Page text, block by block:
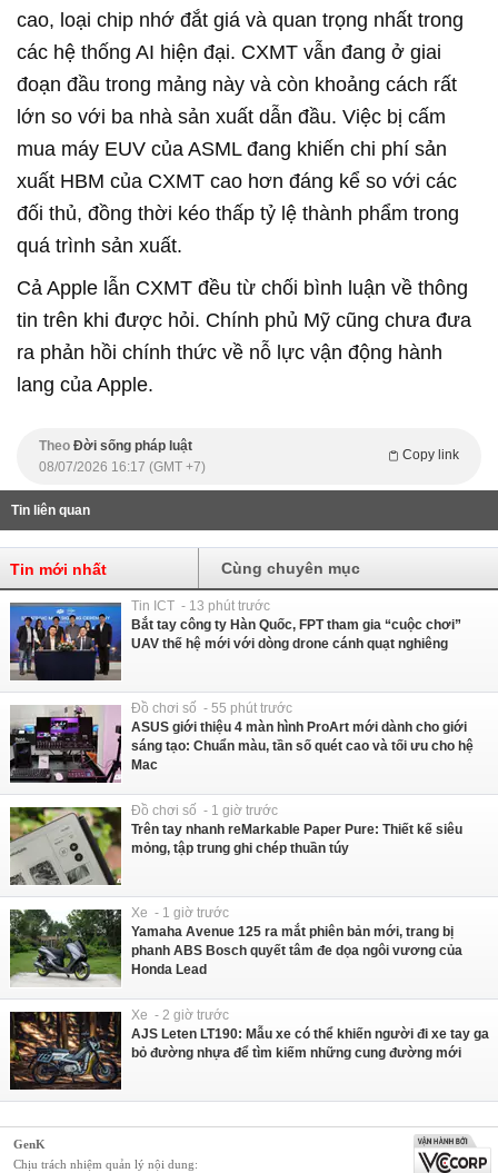
cao, loại chip nhớ đắt giá và quan trọng nhất trong
các hệ thống AI hiện đại. CXMT vẫn đang ở giai
đoạn đầu trong mảng này và còn khoảng cách rất
lớn so với ba nhà sản xuất dẫn đầu. Việc bị cấm
mua máy EUV của ASML đang khiến chi phí sản
xuất HBM của CXMT cao hơn đáng kể so với các
đối thủ, đồng thời kéo thấp tỷ lệ thành phẩm trong
quá trình sản xuất.
Cả Apple lẫn CXMT đều từ chối bình luận về thông
tin trên khi được hỏi. Chính phủ Mỹ cũng chưa đưa
ra phản hồi chính thức về nỗ lực vận động hành
lang của Apple.
Theo Đời sống pháp luật
Copy link
08/07/2026 16:17 (GMT +7)
Tin liên quan
Tin mới nhất Cùng chuyên mục
Tin ICT - 13 phút trước
Bắt tay công ty Hàn Quốc, FPT tham gia “cuộc chơi”
UAV thế hệ mới với dòng drone cánh quạt nghiêng
Đồ chơi số - 55 phút trước
ASUS giới thiệu 4 màn hình ProArt mới dành cho giới
sáng tạo: Chuẩn màu, tần số quét cao và tối ưu cho hệ
Mac
Đồ chơi số - 1 giờ trước
Trên tay nhanh reMarkable Paper Pure: Thiết kế siêu
mỏng, tập trung ghi chép thuần túy
Xe - 1 giờ trước
Yamaha Avenue 125 ra mắt phiên bản mới, trang bị
phanh ABS Bosch quyết tâm đe dọa ngôi vương của
Honda Lead
Xe - 2 giờ trước
AJS Leten LT190: Mẫu xe có thể khiến người đi xe tay ga
bỏ đường nhựa để tìm kiếm những cung đường mới
GenK
Chịu trách nhiệm quản lý nội dung: